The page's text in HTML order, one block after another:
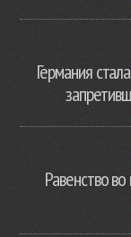
Германия
Равенство